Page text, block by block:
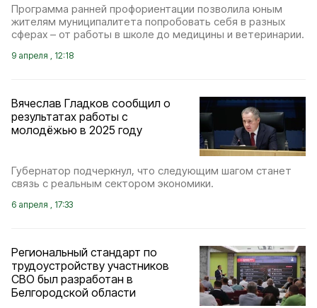
Программа ранней профориентации позволила юным
жителям муниципалитета попробовать себя в разных
сферах – от работы в школе до медицины и ветеринарии.
9 апреля , 12:18
Вячеслав Гладков сообщил о
результатах работы с
молодёжью в 2025 году
Губернатор подчеркнул, что следующим шагом станет
связь с реальным сектором экономики.
6 апреля , 17:33
Региональный стандарт по
трудоустройству участников
СВО был разработан в
Белгородской области